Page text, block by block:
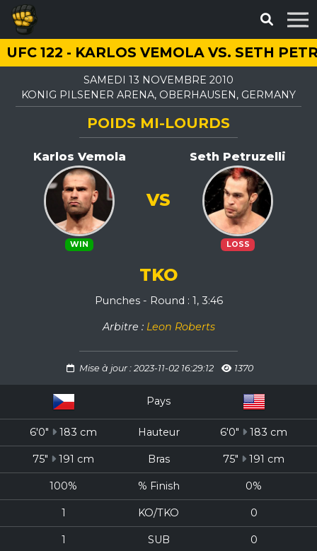
UFC 122 - KARLOS VEMOLA VS. SETH
SAMEDI 13 NOVEMBRE 2010
KONIG PILSENER ARENA, OBERHAUSEN, GERMANY
POIDS MI-LOURDS
Karlos Vemola
WIN
Seth Petruzelli
LOSS
VS
TKO
Punches - Round : 1, 3:46
Arbitre : Leon Roberts
Mise à jour : 2023-11-02 16:29:12 1370
Pays
6'0" 183 cm Hauteur 6'0" 183 cm
75" 191 cm Bras 75" 191 cm
100% % Finish 0%
1 KO/TKO 0
1 SUB 0